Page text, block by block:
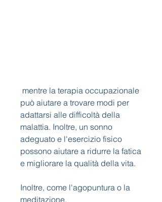
può aiutare a trovare modi per
adattarsi alle difficoltà della
malattia. Inoltre, un sonno
adeguato e l'esercizio fisico
possono aiutare a ridurre la fatica
e migliorare la qualità della vita.
Inoltre, come l'agopuntura o la
meditazione.